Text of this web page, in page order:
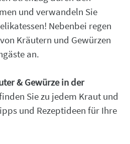
und verwandeln Sie
Nebenbei regen
Kräutern und Gewürzen
an.
& Gewürze in der
Sie zu jedem Kraut und
und Rezeptideen für Ihre